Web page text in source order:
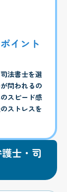
イント
法書士を選
問われるの
スピード感
ストレスを
士・司